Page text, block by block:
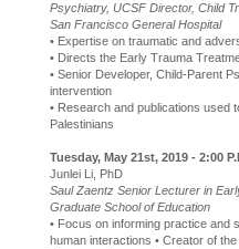
Psychiatry, UCSF Director, Child
San Francisco General Hospital
• Expertise on traumatic and
• Directs the Early Trauma
• Senior Developer, Child-Parent
intervention
• Research and publications used
Palestinians
Tuesday, May 21st, 2019 - 2:00
Junlei Li, PhD
Saul Zaentz Senior Lecturer in
Graduate School of Education
• Focus on informing practice and
human interactions • Creator of